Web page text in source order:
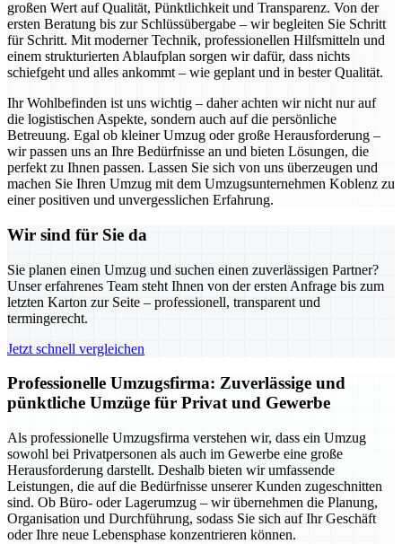
großen Wert auf Qualität, Pünktlichkeit und Transparenz. Von der
ersten Beratung bis zur Schlüssübergabe – wir begleiten Sie Schritt
für Schritt. Mit moderner Technik, professionellen Hilfsmitteln und
einem strukturierten Ablaufplan sorgen wir dafür, dass nichts
schiefgeht und alles ankommt – wie geplant und in bester Qualität.
Ihr Wohlbefinden ist uns wichtig – daher achten wir nicht nur auf
die logistischen Aspekte, sondern auch auf die persönliche
Betreuung. Egal ob kleiner Umzug oder große Herausforderung –
wir passen uns an Ihre Bedürfnisse an und bieten Lösungen, die
perfekt zu Ihnen passen. Lassen Sie sich von uns überzeugen und
machen Sie Ihren Umzug mit dem Umzugsunternehmen Koblenz zu
einer positiven und unvergesslichen Erfahrung.
Wir sind für Sie da
Sie planen einen Umzug und suchen einen zuverlässigen Partner?
Unser erfahrenes Team steht Ihnen von der ersten Anfrage bis zum
letzten Karton zur Seite – professionell, transparent und
termingerecht.
Jetzt schnell vergleichen
Professionelle Umzugsfirma: Zuverlässige und
pünktliche Umzüge für Privat und Gewerbe
Als professionelle Umzugsfirma verstehen wir, dass ein Umzug
sowohl bei Privatpersonen als auch im Gewerbe eine große
Herausforderung darstellt. Deshalb bieten wir umfassende
Leistungen, die auf die Bedürfnisse unserer Kunden zugeschnitten
sind. Ob Büro- oder Lagerumzug – wir übernehmen die Planung,
Organisation und Durchführung, sodass Sie sich auf Ihr Geschäft
oder Ihre neue Lebensphase konzentrieren können.